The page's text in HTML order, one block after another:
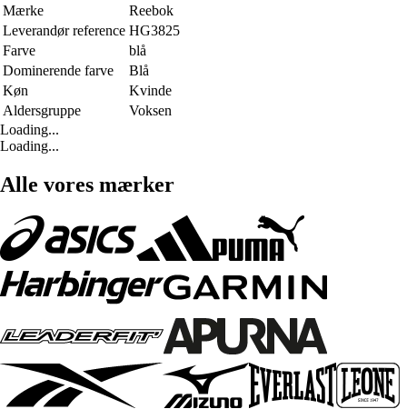
Mærke
Reebok
Leverandør reference HG3825
Farve
blå
Dominerende farve
Blå
Køn
Kvinde
Aldersgruppe
Voksen
Loading...
Loading...
Alle vores mærker